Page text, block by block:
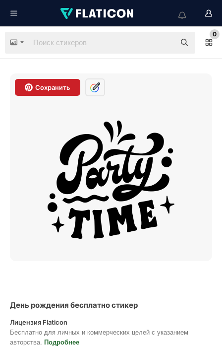
0
Сохранить
День рождения бесплатно стикер
Лицензия Flaticon
Бесплатно для личных и коммерческих целей с указанием
авторства. Подробнее